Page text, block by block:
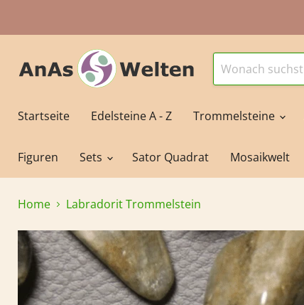
Startseite
Edelsteine A - Z Trommelsteine
Figuren Sets Sator Quadrat Mosaikwelt
Home Labradorit Trommelstein